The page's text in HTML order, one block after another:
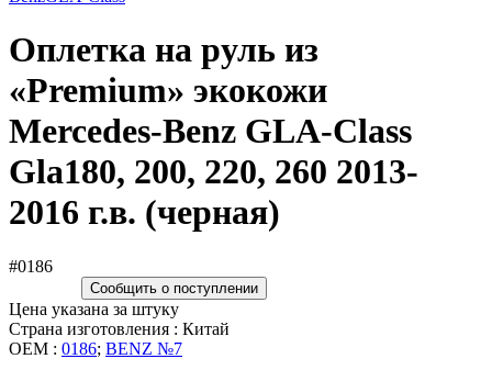
Оплетка на руль из
«Premium» экокожи
Mercedes-Benz GLA-Class
Gla180, 200, 220, 260 2013-
2016 г.в. (черная)
#0186
Сообщить о поступлении
Цена указана за штуку
Страна изготовления : Китай
OEM : 0186; BENZ №7